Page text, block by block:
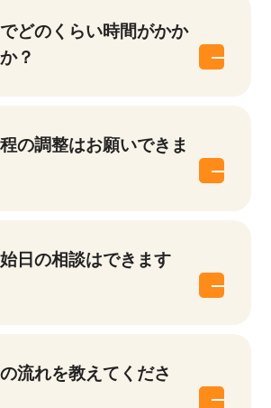
どのくらい時間がかか
？
の調整はお願いできま
日の相談はできます
流れを教えてくださ